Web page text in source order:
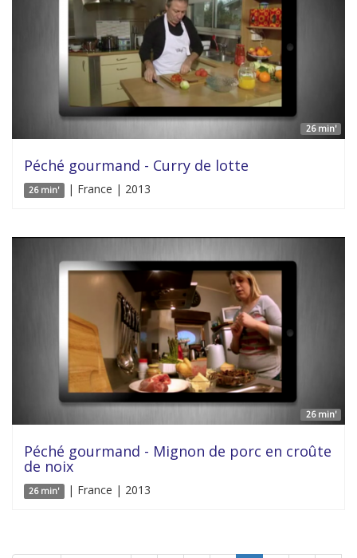
26 min'
Péché gourmand - Curry de lotte
26 min' | France | 2013
26 min'
Péché gourmand - Mignon de porc en croûte
de noix
26 min' | France | 2013